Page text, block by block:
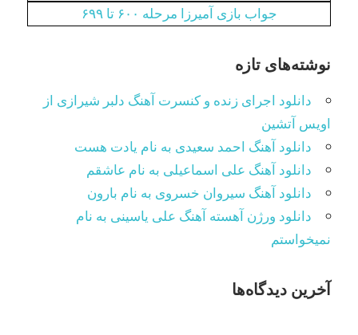
جواب بازی آمیرزا مرحله ۶۰۰ تا ۶۹۹
نوشته‌های تازه
دانلود اجرای زنده و کنسرت آهنگ دلبر شیرازی از
اویس آتشین
دانلود آهنگ احمد سعیدی به نام یادت هست
دانلود آهنگ علی اسماعیلی به نام عاشقم
دانلود آهنگ سیروان خسروی به نام بارون
دانلود ورژن آهسته آهنگ علی یاسینی به نام
نمیخواستم
آخرین دیدگاه‌ها